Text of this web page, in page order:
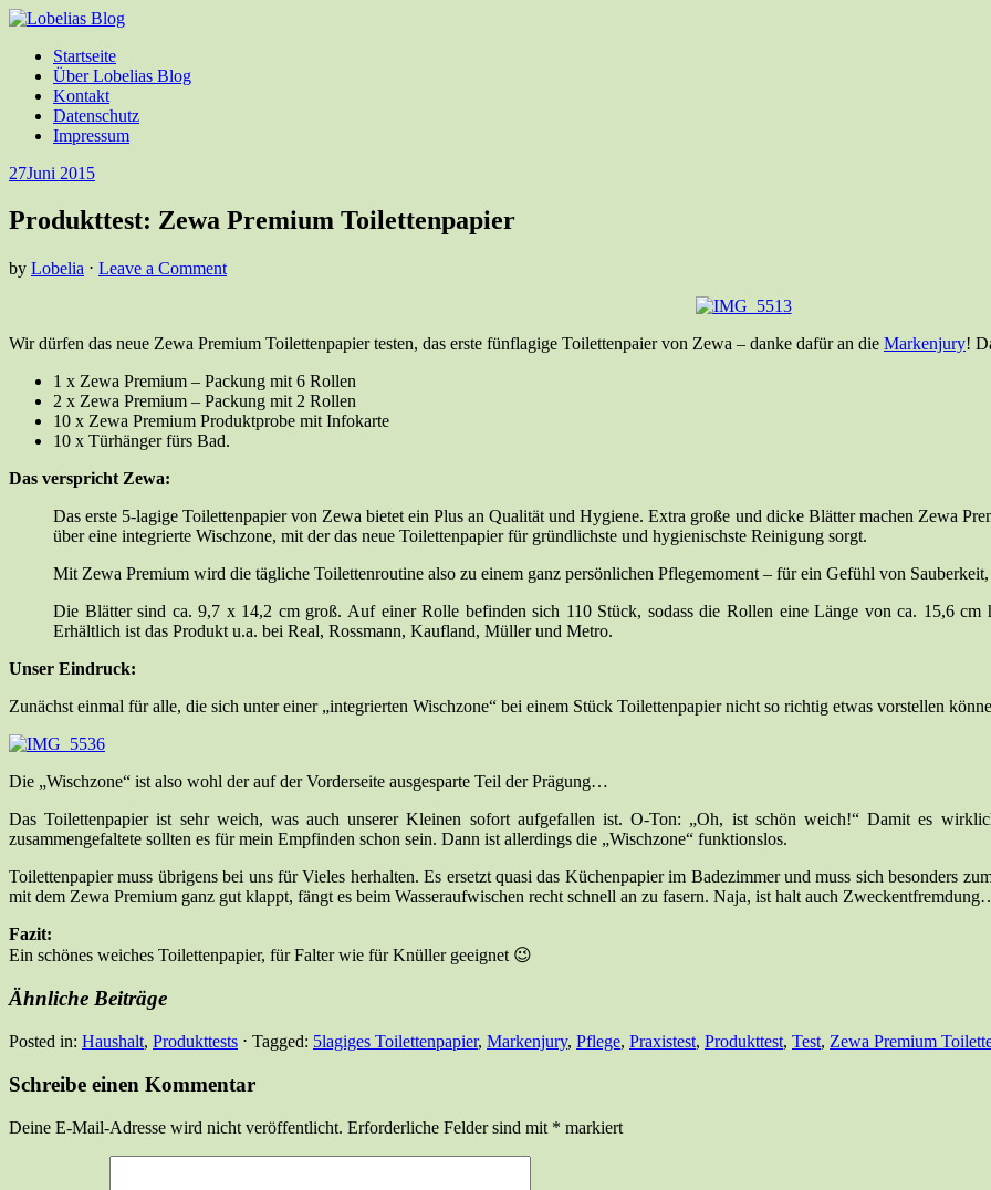
Startseite
Über Lobelias Blog
Kontakt
Datenschutz
Impressum
27Juni 2015
Produkttest: Zewa Premium Toilettenpapier
by Lobelia ⋅ Leave a Comment
Wir dürfen das neue Zewa Premium Toilettenpapier testen, das erste fünflagige Toilettenpaier von Zewa – danke dafür an die Markenjury!
1 x Zewa Premium – Packung mit 6 Rollen
2 x Zewa Premium – Packung mit 2 Rollen
10 x Zewa Premium Produktprobe mit Infokarte
10 x Türhänger fürs Bad.
Das verspricht Zewa:
Das erste 5-lagige Toilettenpapier von Zewa bietet ein Plus an Qualität und Hygiene. Extra große und dicke Blätter machen Zewa
über eine integrierte Wischzone, mit der das neue Toilettenpapier für gründlichste und hygienischste Reinigung sorgt.
Mit Zewa Premium wird die tägliche Toilettenroutine also zu einem ganz persönlichen Pflegemoment – für ein Gefühl von
Die Blätter sind ca. 9,7 x 14,2 cm groß. Auf einer Rolle befinden sich 110 Stück, sodass die Rollen eine Länge von ca. 15,6
Erhältlich ist das Produkt u.a. bei Real, Rossmann, Kaufland, Müller und Metro.
Unser Eindruck:
Zunächst einmal für alle, die sich unter einer „integrierten Wischzone“ bei einem Stück Toilettenpapier nicht so richtig etwas vorstellen
Die „Wischzone“ ist also wohl der auf der Vorderseite ausgesparte Teil der Prägung…
Das Toilettenpapier ist sehr weich, was auch unserer Kleinen sofort aufgefallen ist. O-Ton: „Oh, ist schön weich!“ Damit es
zusammengefaltete sollten es für mein Empfinden schon sein. Dann ist allerdings die „Wischzone“ funktionslos.
Toilettenpapier muss übrigens bei uns für Vieles herhalten. Es ersetzt quasi das Küchenpapier im Badezimmer und muss sich besonders
mit dem Zewa Premium ganz gut klappt, fängt es beim Wasseraufwischen recht schnell an zu fasern. Naja, ist halt auch
Fazit:
Ein schönes weiches Toilettenpapier, für Falter wie für Knüller geeignet 😉
Ähnliche Beiträge
Posted in: Haushalt, Produkttests ⋅ Tagged: 5lagiges Toilettenpapier, Markenjury, Pflege, Praxistest, Produkttest, Test, Zewa Premium
Schreibe einen Kommentar
Deine E-Mail-Adresse wird nicht veröffentlicht. Erforderliche Felder sind mit * markiert